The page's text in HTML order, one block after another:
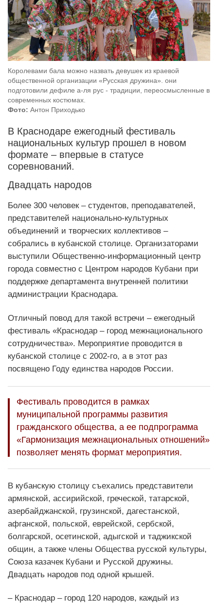
Королевами бала можно назвать девушек из краевой
общественной организации «Русская дружина». они
подготовили дефиле а-ля рус - традиции, переосмысленные в
современных костюмах.
Фото: Антон Приходько
В Краснодаре ежегодный фестиваль
национальных культур прошел в новом
формате – впервые в статусе
соревнований.
Двадцать народов
Более 300 человек – студентов, преподавателей,
представителей национально-культурных
объединений и творческих коллективов –
собрались в кубанской столице. Организаторами
выступили Общественно-информационный центр
города совместно с Центром народов Кубани при
поддержке департамента внутренней политики
администрации Краснодара.
Отличный повод для такой встречи – ежегодный
фестиваль «Краснодар – город межнационального
сотрудничества». Мероприятие проводится в
кубанской столице с 2002-го, а в этот раз
посвящено Году единства народов России.
Фестиваль проводится в рамках
муниципальной программы развития
гражданского общества, а ее подпрограмма
«Гармонизация межнациональных отношений»
позволяет менять формат мероприятия.
В кубанскую столицу съехались представители
армянской, ассирийской, греческой, татарской,
азербайджанской, грузинской, дагестанской,
афганской, польской, еврейской, сербской,
болгарской, осетинской, адыгской и таджикской
общин, а также члены Общества русской культуры,
Союза казачек Кубани и Русской дружины.
Двадцать народов под одной крышей.
– Краснодар – город 120 народов, каждый из